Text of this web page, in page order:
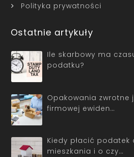
Polityka prywatności
Ostatnie artykuły
Ile skarbowy ma
podatku?
Opakowania zwrotne
firmowej ewiden…
Kiedy płacić podatek
mieszkania i o czy…